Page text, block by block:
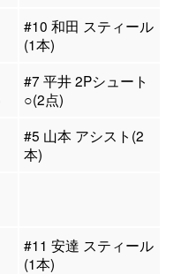
#10 和田 スティール
(1本)
#7 平井 2Pシュート
○(2点)
#5 山本 アシスト(2
本)
#11 安達 スティール
(1本)